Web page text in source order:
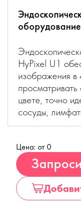
HyPixel U1
изображения
цвете, точно
сосуды,
Цена: от 0